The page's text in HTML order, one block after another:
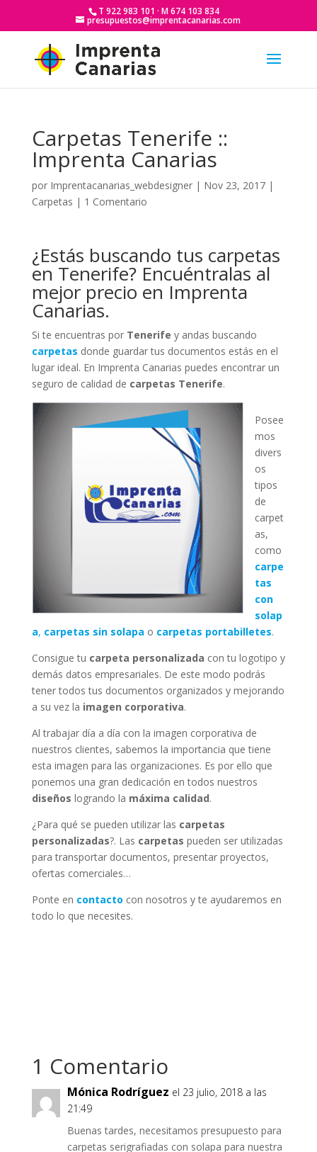
T 922 983 101 · M 674 103 834
presupuestos@imprentacanarias.com
Carpetas Tenerife ::
Imprenta Canarias
por Imprentacanarias_webdesigner| Nov 23, 2017|
Carpetas | 1 Comentario
¿Estás buscando tus carpetas
en Tenerife? Encuéntralas al
mejor precio en Imprenta
Canarias.
Si te encuentras por Tenerife y andas buscando
carpetas donde guardar tus documentos estás en el
lugar ideal. En Imprenta Canarias puedes encontrar un
seguro de calidad de carpetas Tenerife.
Posee
mos
divers
os
tipos
de
carpet
as,
como
carpe
tas
con
solap
a, carpetas sin solapa o carpetas portabilletes.
Consigue tu carpeta personalizada con tu logotipo y
demás datos empresariales. De este modo podrás
tener todos tus documentos organizados y mejorando
a su vez la imagen corporativa.
Al trabajar día a día con la imagen corporativa de
nuestros clientes, sabemos la importancia que tiene
esta imagen para las organizaciones. Es por ello que
ponemos una gran dedicación en todos nuestros
diseños logrando la máxima calidad.
¿Para qué se pueden utilizar las carpetas
personalizadas?. Las carpetas pueden ser utilizadas
para transportar documentos, presentar proyectos,
ofertas comerciales…
Ponte en contacto con nosotros y te ayudaremos en
todo lo que necesites.
1 Comentario
Mónica Rodríguez el 23 julio, 2018 a las
21:49
Buenas tardes, necesitamos presupuesto para
carpetas serigrafiadas con solapa para nuestra